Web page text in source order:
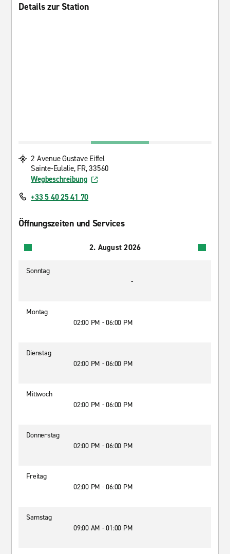
Details zur Station
2 Avenue Gustave Eiffel
Sainte-Eulalie, FR, 33560
Wegbeschreibung
+33 5 40 25 41 70
Öffnungszeiten und Services
2. August 2026
Sonntag
-
Montag
02:00 PM - 06:00 PM
Dienstag
02:00 PM - 06:00 PM
Mittwoch
02:00 PM - 06:00 PM
Donnerstag
02:00 PM - 06:00 PM
Freitag
02:00 PM - 06:00 PM
Samstag
09:00 AM - 01:00 PM